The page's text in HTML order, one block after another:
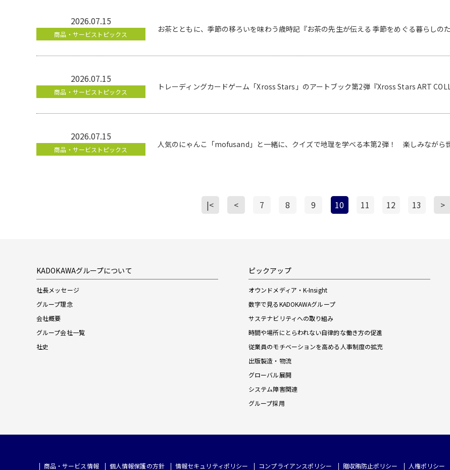
2026.07.15
商品・サービストピックス
お茶とともに、季節の移ろいを味わう歳時記『お茶の先生が伝える 季節をめぐる暮らしの
2026.07.15
商品・サービストピックス
トレーディングカードゲーム「Xross Stars」のアートブック第2弾『Xross Stars ART
2026.07.15
商品・サービストピックス
人気のにゃんこ「mofusand」と一緒に、クイズで地理を学べる本第2弾！ 楽しみながら
|< < 7 8 9 10 11 12 13 >
KADOKAWAグループについて
社長メッセージ
グループ理念
会社概要
グループ会社一覧
社史
ピックアップ
オウンドメディア・K-Insight
数字で見るKADOKAWAグループ
サステナビリティへの取り組み
時間や場所にとらわれない自律的な働き方の促進
従業員のモチベーションを高める人事制度の拡充
出版製造・物流
グローバル展開
システム障害関連
グループ採用
商品・サービス情報 個人情報保護の方針 情報セキュリティポリシー コンプライアンスポリシー 贈収賄防止ポリシー 人権ポリシー